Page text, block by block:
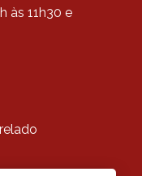
às 11h30 e